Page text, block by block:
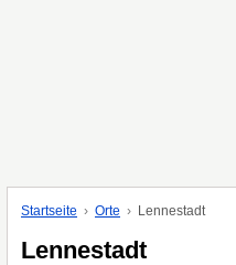
Startseite Orte Lennestadt
Lennestadt